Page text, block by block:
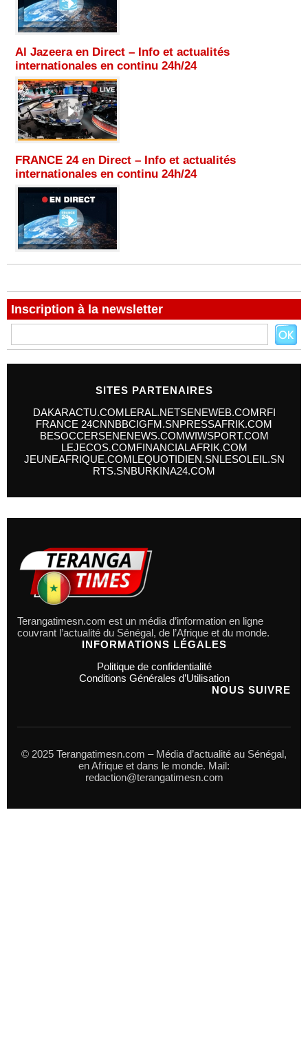
Al Jazeera en Direct – Info et actualités
internationales en continu 24h/24
FRANCE 24 en Direct – Info et actualités
internationales en continu 24h/24
Inscription à la newsletter
SITES PARTENAIRES
DAKARACTU.COMLERAL.NETSENEWEB.COMRFI
FRANCE 24CNNBBCIGFM.SNPRESSAFRIK.COM
BESOCCERSENENEWS.COMWIWSPORT.COM
LEJECOS.COMFINANCIALAFRIK.COM
JEUNEAFRIQUE.COMLEQUOTIDIEN.SNLESOLEIL.SN
RTS.SNBURKINA24.COM
Terangatimesn.com est un média d’information en ligne
couvrant l’actualité du Sénégal, de l’Afrique et du monde.
INFORMATIONS LÉGALES
Politique de confidentialité
Conditions Générales d’Utilisation
NOUS SUIVRE
© 2025 Terangatimesn.com – Média d’actualité au Sénégal,
en Afrique et dans le monde. Mail:
redaction@terangatimesn.com